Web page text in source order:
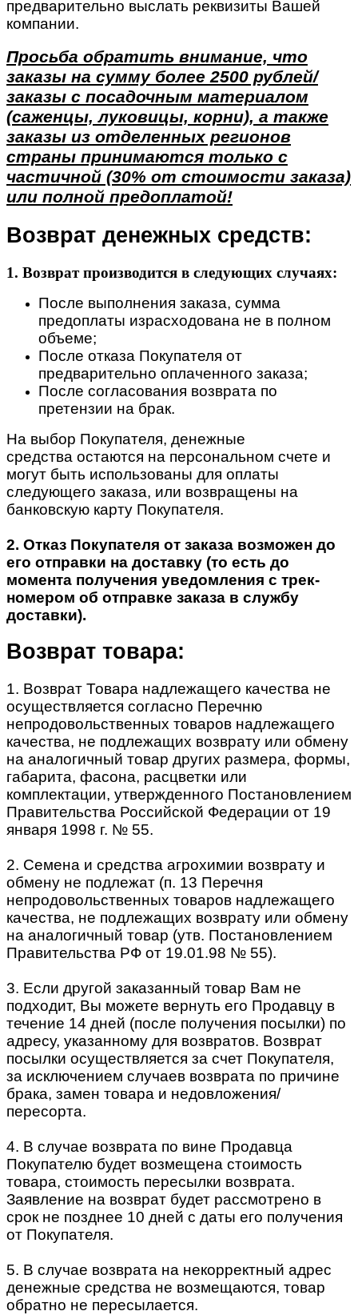
предварительно выслать реквизиты Вашей
компании.
Просьба обратить внимание, что
заказы на сумму более 2500 рублей/
заказы с посадочным материалом
(саженцы, луковицы, корни), а также
заказы из отделенных регионов
страны принимаются только с
частичной (30% от стоимости заказа)
или полной предоплатой!
Возврат денежных средств:
1. Возврат производится в следующих случаях:
После выполнения заказа, сумма
предоплаты израсходована не в полном
объеме;
После отказа Покупателя от
предварительно оплаченного заказа;
После согласования возврата по
претензии на брак.
На выбор Покупателя, денежные
средства остаются на персональном счете и
могут быть использованы для оплаты
следующего заказа, или возвращены на
банковскую карту Покупателя.
2. Отказ Покупателя от заказа возможен до
его отправки на доставку (то есть до
момента получения уведомления с трек-
номером об отправке заказа в службу
доставки).
Возврат товара:
1. Возврат Товара надлежащего качества не
осуществляется согласно Перечню
непродовольственных товаров надлежащего
качества, не подлежащих возврату или обмену
на аналогичный товар других размера, формы,
габарита, фасона, расцветки или
комплектации, утвержденного Постановлением
Правительства Российской Федерации от 19
января 1998 г. № 55.
2. Семена и средства агрохимии возврату и
обмену не подлежат (п. 13 Перечня
непродовольственных товаров надлежащего
качества, не подлежащих возврату или обмену
на аналогичный товар (утв. Постановлением
Правительства РФ от 19.01.98 № 55).
3. Если другой заказанный товар Вам не
подходит, Вы можете вернуть его Продавцу в
течение 14 дней (после получения посылки) по
адресу, указанному для возвратов. Возврат
посылки осуществляется за счет Покупателя,
за исключением случаев возврата по причине
брака, замен товара и недовложения/
пересорта.
4. В случае возврата по вине Продавца
Покупателю будет возмещена стоимость
товара, стоимость пересылки возврата.
Заявление на возврат будет рассмотрено в
срок не позднее 10 дней с даты его получения
от Покупателя.
5. В случае возврата на некорректный адрес
денежные средства не возмещаются, товар
обратно не пересылается.